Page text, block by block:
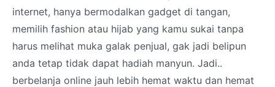
internet, hanya bermodalkan gadget di tangan,
memilih fashion atau hijab yang kamu sukai tanpa
harus melihat muka galak penjual, gak jadi belipun
anda tetap tidak dapat hadiah manyun. Jadi..
berbelanja online jauh lebih hemat waktu dan hemat